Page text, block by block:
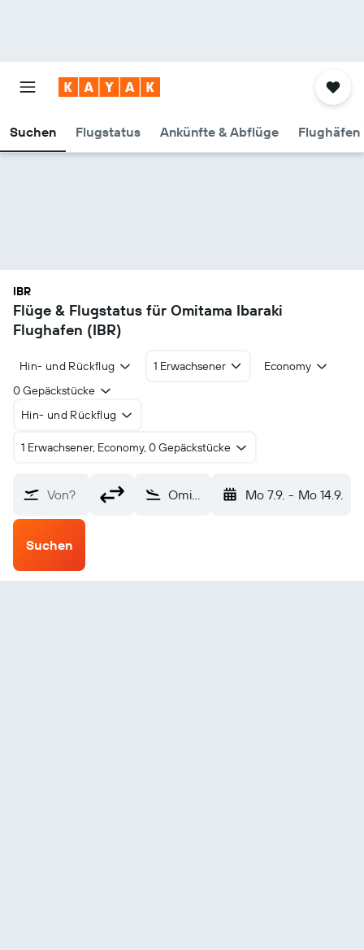
Suchen Flugstatus Ankünfte & Abflüge Flughäfen
IBR
Flüge & Flugstatus für Omitama Ibaraki
Flughafen (IBR)
Hin- und Rückflug 1 Erwachsener
Economy
0 Gepäckstücke
Hin- und Rückflug
1 Erwachsener, Economy, 0 Gepäckstücke
Von? Omitama Ibaraki (IBR) Mo 7.9. - Mo 14.9.
Suchen